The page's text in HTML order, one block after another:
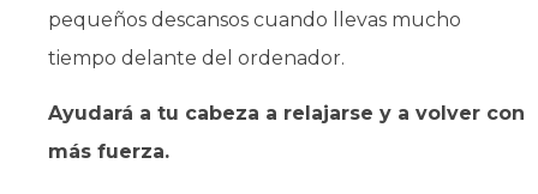
pequeños descansos cuando llevas mucho
tiempo delante del ordenador.
Ayudará a tu cabeza a relajarse y a volver con
más fuerza.